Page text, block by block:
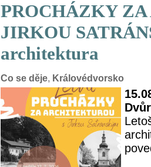
PROCHÁZKY
JIRKOU
architektura
Co se děje, Královédvorsko